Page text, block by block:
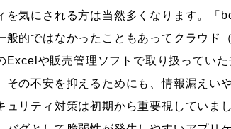
気にされる方は当然多くなります。「
般的ではなかったこともあってクラウド
Excelや販売管理ソフトで取り扱ってい
の不安を抑えるためにも、情報漏えい
リティ対策は初期から重要視していま